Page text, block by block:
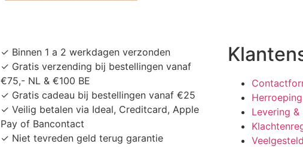
✓ Binnen 1 a 2 werkdagen verzonden
✓ Gratis verzending bij bestellingen vanaf
€75,- NL & €100 BE
✓ Gratis cadeau bij bestellingen vanaf €25
✓ Veilig betalen via Ideal, Creditcard, Apple
Pay of Bancontact
✓ Niet tevreden geld terug garantie
Levering